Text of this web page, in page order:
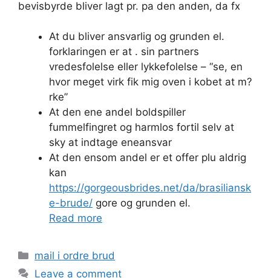
bevisbyrde bliver lagt pr. pa den anden, da fx
At du bliver ansvarlig og grunden el.
forklaringen er at . sin partners
vredesfolelse eller lykkefolelse – “se, en
hvor meget virk fik mig oven i kobet at m?
rke”
At den ene andel boldspiller
fummelfingret og harmlos fortil selv at
sky at indtage eneansvar
At den ensom andel er et offer plu aldrig
kan
https://gorgeousbrides.net/da/brasiliansk
e-brude/ gore og grunden el.
Read more
Categories
mail i ordre brud
Leave a comment